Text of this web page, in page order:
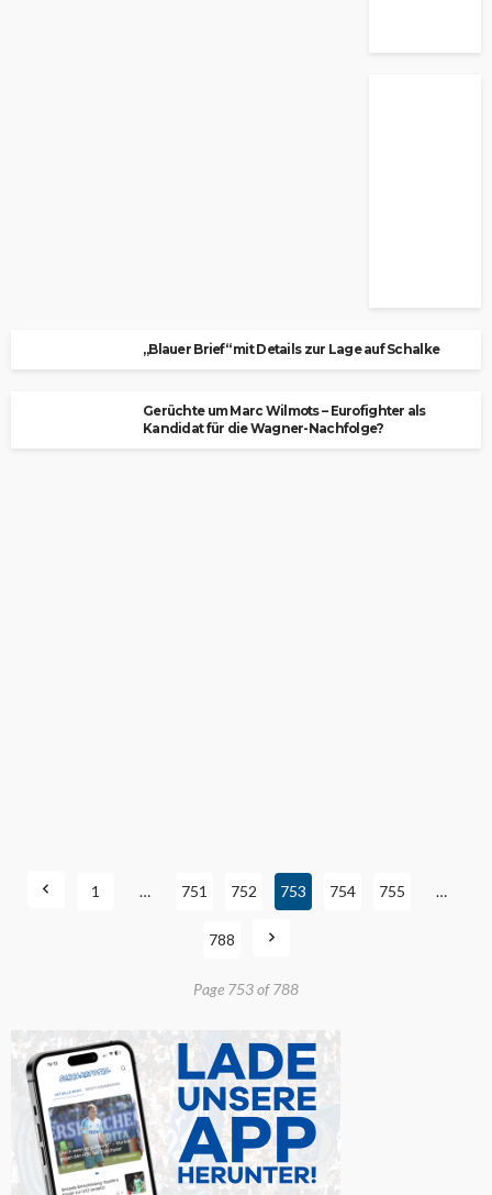
„Blauer Brief“ mit Details zur Lage auf Schalke
Gerüchte um Marc Wilmots – Eurofighter als
Kandidat für die Wagner-Nachfolge?
1 … 751 752 753 754 755 …
788
Page 753 of 788